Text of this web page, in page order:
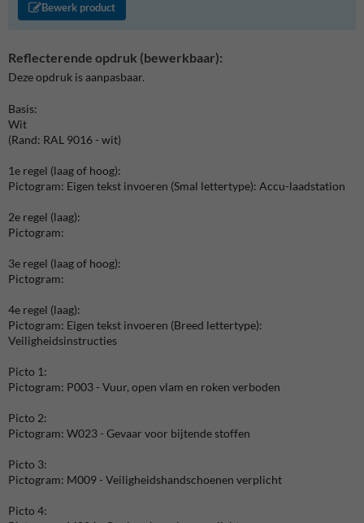
Bewerk product
Reflecterende opdruk (bewerkbaar):
Deze opdruk is aanpasbaar.
Basis:
Wit
(Rand: RAL 9016 - wit)
1e regel (laag of hoog):
Pictogram: Eigen tekst invoeren (Smal lettertype): Accu-laadstation
2e regel (laag):
Pictogram:
3e regel (laag of hoog):
Pictogram:
4e regel (laag):
Pictogram: Eigen tekst invoeren (Breed lettertype):
Veiligheidsinstructies
Picto 1:
Pictogram: P003 - Vuur, open vlam en roken verboden
Picto 2:
Pictogram: W023 - Gevaar voor bijtende stoffen
Picto 3:
Pictogram: M009 - Veiligheidshandschoenen verplicht
Picto 4: